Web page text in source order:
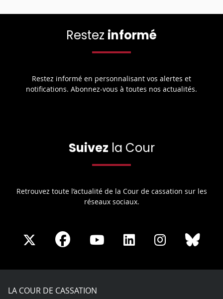
Restez informé
Restez informé en personnalisant vos alertes et
notifications. Abonnez-vous à toutes nos actualités.
Suivez la Cour
Retrouvez toute l’actualité de la Cour de cassation sur les
réseaux sociaux.
Share
X
Share
Facebook
Share
Youtube
Share
LinkedIn
Share
Instagram
LA COUR DE CASSATION